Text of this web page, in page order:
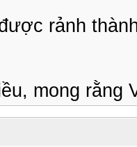
rảnh
mong rằng